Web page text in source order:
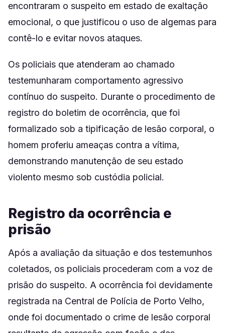
encontraram o suspeito em estado de exaltação
emocional, o que justificou o uso de algemas para
contê-lo e evitar novos ataques.
Os policiais que atenderam ao chamado
testemunharam comportamento agressivo
contínuo do suspeito. Durante o procedimento de
registro do boletim de ocorrência, que foi
formalizado sob a tipificação de lesão corporal, o
homem proferiu ameaças contra a vítima,
demonstrando manutenção de seu estado
violento mesmo sob custódia policial.
Registro da ocorrência e
prisão
Após a avaliação da situação e dos testemunhos
coletados, os policiais procederam com a voz de
prisão do suspeito. A ocorrência foi devidamente
registrada na Central de Polícia de Porto Velho,
onde foi documentado o crime de lesão corporal